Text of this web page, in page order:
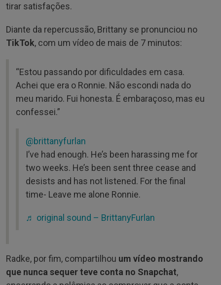
tirar satisfações.
Diante da repercussão, Brittany se pronunciou no
TikTok, com um vídeo de mais de 7 minutos:
“Estou passando por dificuldades em casa.
Achei que era o Ronnie. Não escondi nada do
meu marido. Fui honesta. É embaraçoso, mas eu
confessei.”
@brittanyfurlan
I’ve had enough. He’s been harassing me for
two weeks. He’s been sent three cease and
desists and has not listened. For the final
time- Leave me alone Ronnie.
♬ original sound – BrittanyFurlan
Radke, por fim, compartilhou um vídeo mostrando
que nunca sequer teve conta no Snapchat,